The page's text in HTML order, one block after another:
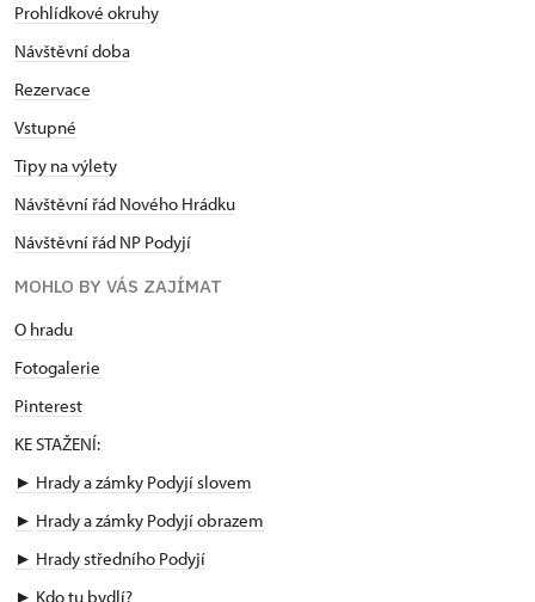
Prohlídkové okruhy
Návštěvní doba
Rezervace
Vstupné
Tipy na výlety
Návštěvní řád Nového Hrádku
Návštěvní řád NP Podyjí
MOHLO BY VÁS ZAJÍMAT
O hradu
Fotogalerie
Pinterest
KE STAŽENÍ:
► Hrady a zámky Podyjí slovem
► Hrady a zámky Podyjí obrazem
► Hrady středního Podyjí
► Kdo tu bydlí?